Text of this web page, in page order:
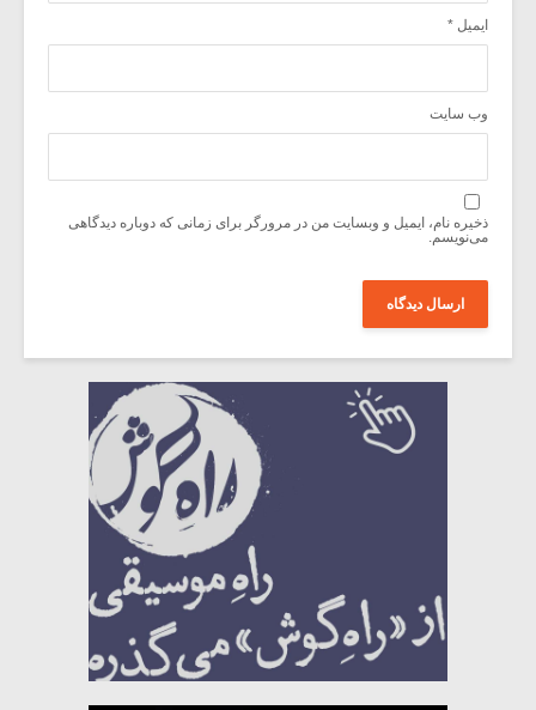
ایمیل *
وب‌ سایت
ذخیره نام، ایمیل و وبسایت من در مرورگر برای زمانی که دوباره دیدگاهی
می‌نویسم.